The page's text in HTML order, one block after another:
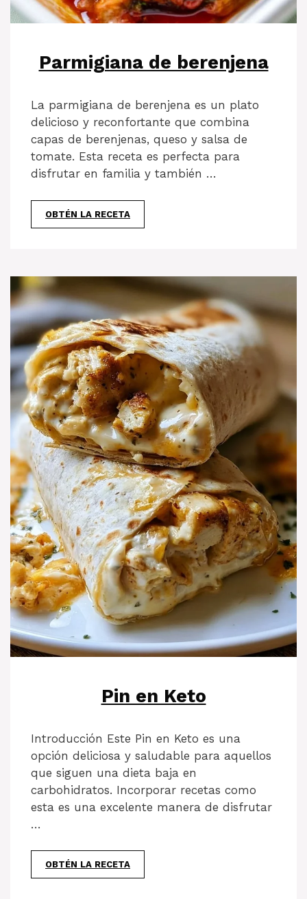
Parmigiana de berenjena
La parmigiana de berenjena es un plato
delicioso y reconfortante que combina
capas de berenjenas, queso y salsa de
tomate. Esta receta es perfecta para
disfrutar en familia y también …
OBTÉN LA RECETA
Pin en Keto
Introducción Este Pin en Keto es una
opción deliciosa y saludable para aquellos
que siguen una dieta baja en
carbohidratos. Incorporar recetas como
esta es una excelente manera de disfrutar
…
OBTÉN LA RECETA